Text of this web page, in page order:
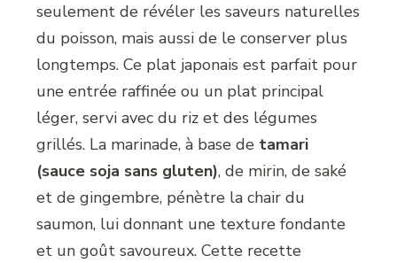
seulement de révéler les saveurs naturelles
du poisson, mais aussi de le conserver plus
longtemps. Ce plat japonais est parfait pour
une entrée raffinée ou un plat principal
léger, servi avec du riz et des légumes
grillés. La marinade, à base de tamari
(sauce soja sans gluten), de mirin, de saké
et de gingembre, pénètre la chair du
saumon, lui donnant une texture fondante
et un goût savoureux. Cette recette